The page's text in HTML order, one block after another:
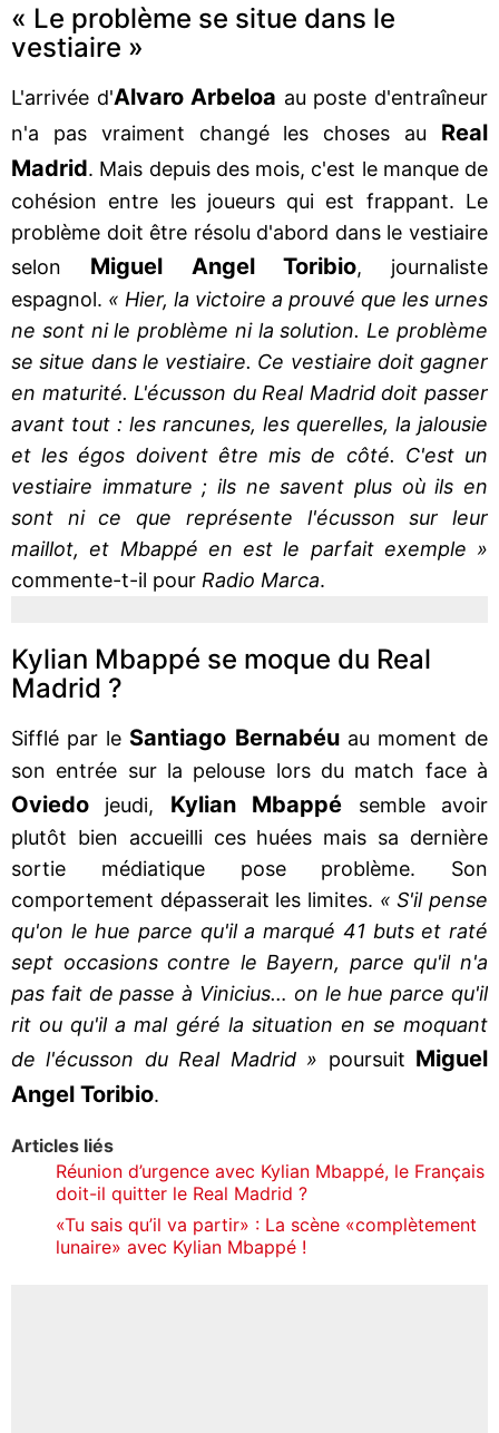
« Le problème se situe dans le
vestiaire »
L'arrivée d'Alvaro Arbeloa au poste d'entraîneur
n'a pas vraiment changé les choses au Real
Madrid. Mais depuis des mois, c'est le manque de
cohésion entre les joueurs qui est frappant. Le
problème doit être résolu d'abord dans le vestiaire
selon Miguel Angel Toribio, journaliste
espagnol. « Hier, la victoire a prouvé que les urnes
ne sont ni le problème ni la solution. Le problème
se situe dans le vestiaire. Ce vestiaire doit gagner
en maturité. L'écusson du Real Madrid doit passer
avant tout : les rancunes, les querelles, la jalousie
et les égos doivent être mis de côté. C'est un
vestiaire immature ; ils ne savent plus où ils en
sont ni ce que représente l'écusson sur leur
maillot, et Mbappé en est le parfait exemple »
commente-t-il pour Radio Marca.
Kylian Mbappé se moque du Real
Madrid ?
Sifflé par le Santiago Bernabéuau moment de
son entrée sur la pelouse lors du match face à
Oviedo jeudi, Kylian Mbappé semble avoir
plutôt bien accueilli ces huées mais sa dernière
sortie médiatique pose problème. Son
comportement dépasserait les limites. « S'il pense
qu'on le hue parce qu'il a marqué 41 buts et raté
sept occasions contre le Bayern, parce qu'il n'a
pas fait de passe à Vinicius… on le hue parce qu'il
rit ou qu'il a mal géré la situation en se moquant
de l'écusson du Real Madrid » poursuit Miguel
Angel Toribio.
Articles liés
Réunion d’urgence avec Kylian Mbappé, le Français
doit-il quitter le Real Madrid ?
«Tu sais qu’il va partir» : La scène «complètement
lunaire» avec Kylian Mbappé !